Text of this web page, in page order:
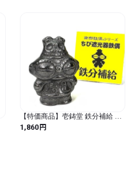
【特価商品】壱鋳堂 鉄分補給 南
部鉄偶【ちび遮光器鉄偶】
W3.3×D2.2×H4.2(㎝)
1,860円